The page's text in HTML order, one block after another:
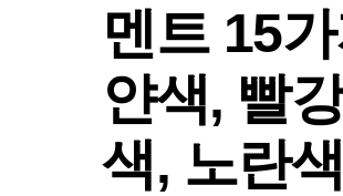
멘트 15
얀색, 빨
색, 노란